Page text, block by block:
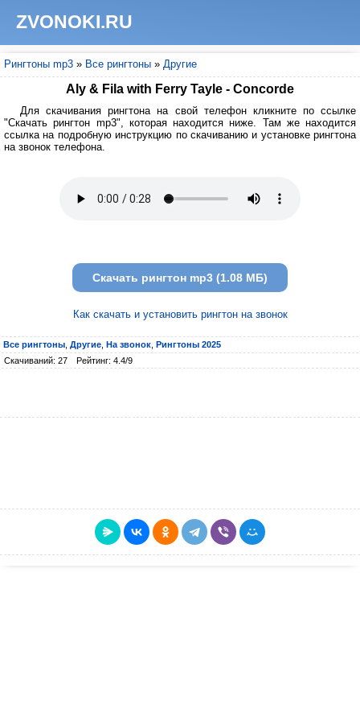
ZVONOKI.RU
Рингтоны mp3 » Все рингтоны » Другие
Aly & Fila with Ferry Tayle - Concorde
Для скачивания рингтона на свой телефон кликните по ссылке
"Скачать рингтон mp3", которая находится ниже. Там же находится
ссылка на подробную инструкцию по скачиванию и установке рингтона
на звонок телефона.
Скачать рингтон mp3 (1.08 МБ)
Как скачать и установить рингтон на звонок
Все рингтоны Другие На звонок Рингтоны 2025
Скачиваний: 27
Рейтинг: 4.4/9